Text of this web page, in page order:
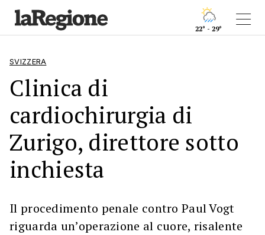
22° - 29°
SVIZZERA
Clinica di
cardiochirurgia di
Zurigo, direttore sotto
inchiesta
Il procedimento penale contro Paul Vogt
riguarda un’operazione al cuore, risalente